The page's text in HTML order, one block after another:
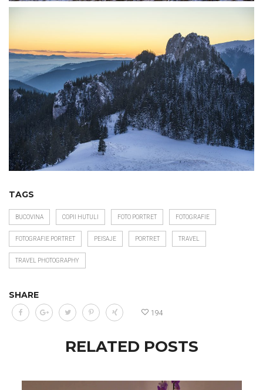
TAGS
BUCOVINA COPII HUTULI FOTO PORTRET FOTOGRAFIE
FOTOGRAFIE PORTRET PEISAJE PORTRET TRAVEL
TRAVEL PHOTOGRAPHY
SHARE
194
RELATED POSTS